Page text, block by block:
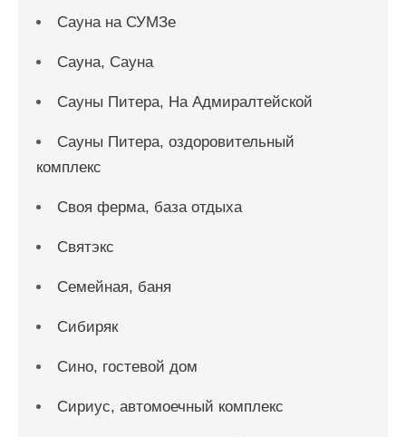
Сауна на СУМЗе
Сауна, Сауна
Сауны Питера, На Адмиралтейской
Сауны Питера, оздоровительный
комплекс
Своя ферма, база отдыха
Святэкс
Семейная, баня
Сибиряк
Сино, гостевой дом
Сириус, автомоечный комплекс